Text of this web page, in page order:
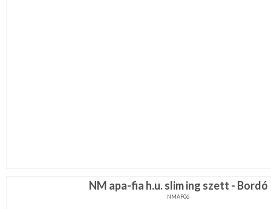
NM apa-fia h.u. slim ing szett - Bordó
NMAF06